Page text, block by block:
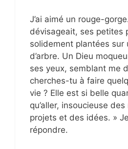
J’ai aimé un rouge-
dévisageait, ses petites
solidement plantées sur
d’arbre. Un Dieu
ses yeux, semblant me
cherches-tu à faire
vie ? Elle est si belle
qu’aller, insoucieuse
projets et des idées. »
répondre.